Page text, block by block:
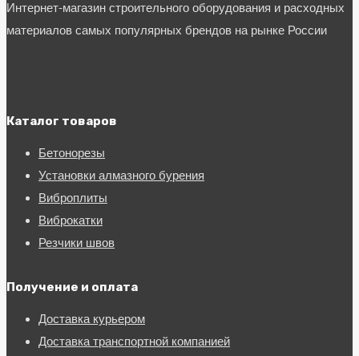
Интернет-магазин строительного оборудования и расходных
материалов самых популярных брендов на рынке России
Каталог товаров
Бетонорезы
Установки алмазного бурения
Виброплиты
Виброкатки
Резчики швов
Получение и оплата
Доставка курьером
Доставка транспортной компанией